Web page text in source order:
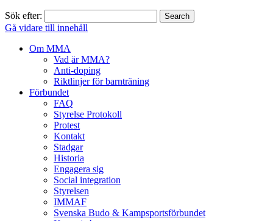
Sök efter:
Gå vidare till innehåll
Om MMA
Vad är MMA?
Anti-doping
Riktlinjer för barnträning
Förbundet
FAQ
Styrelse Protokoll
Protest
Kontakt
Stadgar
Historia
Engagera sig
Social integration
Styrelsen
IMMAF
Svenska Budo & Kampsportsförbundet